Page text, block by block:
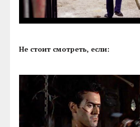
Не стоит смотреть, если: